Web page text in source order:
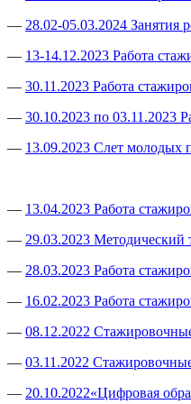
— 28.02-05.03.2024
— 13-14.12.2023 Работа
— 30.11.2023 Работа
— 30.10.2023 по 03.11.2023
— 13.09.2023 Слет молодых
— 13.04.2023 Работа
— 29.03.2023 Методический
— 28.03.2023 Работа
— 16.02.2023 Работа
— 08.12.2022
— 03.11.2022
— 20.10.2022«Цифровая